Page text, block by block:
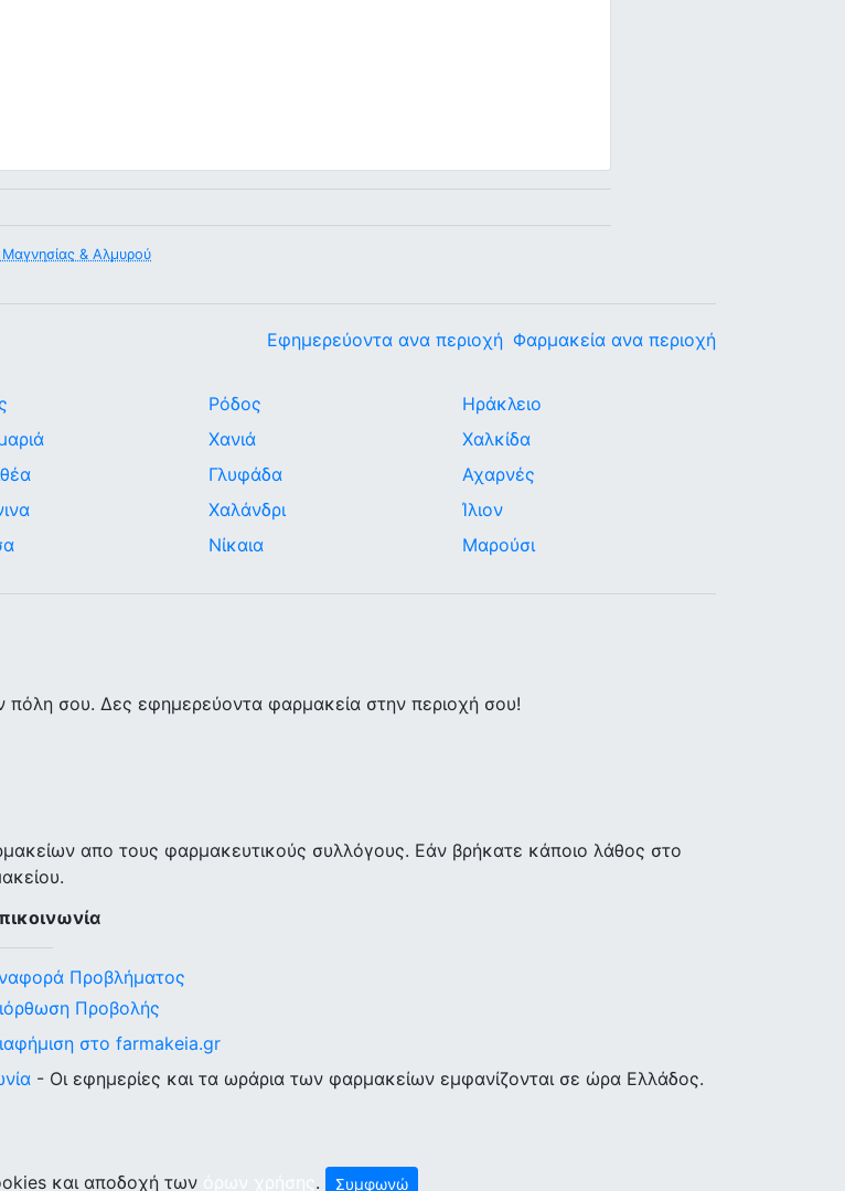
& Αλμυρού
Φαρμακεία ανα περιοχή
Εφημερεύοντα ανα περιοχή
Ρόδος
Χανιά
Γλυφάδα
Χαλάνδρι
Νίκαια
Ηράκλειο
Χαλκίδα
Αχαρνές
Ίλιον
Μαρούσι
σου. Δες εφημερεύοντα φαρμακεία στην περιοχή σου!
απο τους φαρμακευτικούς συλλόγους. Εάν βρήκατε κάποιο λάθος στο
Προβλήματος
Προβολής
στο farmakeia.gr
- Οι εφημερίες και τα ωράρια των φαρμακείων εμφανίζονται σε ώρα Ελλάδος.
και αποδοχή των . Συμφωνώ